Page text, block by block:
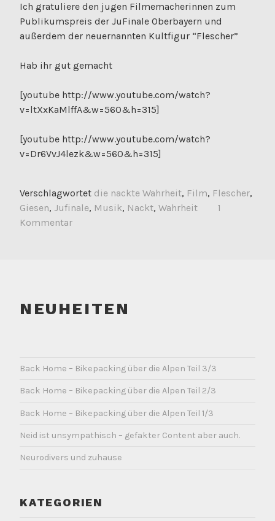
Ich gratuliere den jugen Filmemacherinnen zum
Publikumspreis der JuFinale Oberbayern und
außerdem der neuernannten Kultfigur “Flescher”
Hab ihr gut gemacht
[youtube http://www.youtube.com/watch?
v=ltXxKaMlffA&w=560&h=315]
[youtube http://www.youtube.com/watch?
v=Dr6VvJ4lezk&w=560&h=315]
Verschlagwortet die nackte Wahrheit, Film, Flescher,
Giesen, Jufinale, Musik, Nackt, Wahrheit
1
Kommentar
NEUHEITEN
Back Home – Bikepacking über die Alpen Teil 3/3
Back Home – Bikepacking über die Alpen Teil 2/3
Back Home – Bikepacking über die Alpen Teil 1/3
Neid ist unsympathisch – gefakter Content aber auch.
Neurodivers und zuhause
KATEGORIEN